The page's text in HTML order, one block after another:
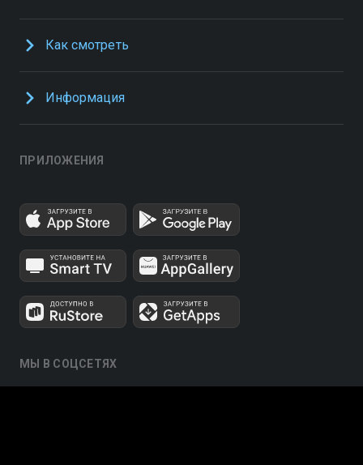
Как смотреть
Информация
ПРИЛОЖЕНИЯ
МЫ В СОЦСЕТЯХ